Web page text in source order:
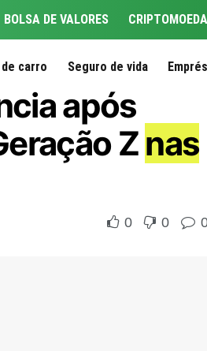
BOLSA DE VALORES
carro Seguro de vida
após
Znas
0 0